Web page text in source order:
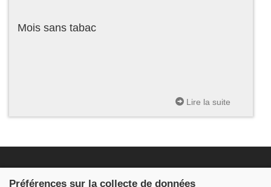
Mois sans tabac
Lire la suite
Préférences sur la collecte de données